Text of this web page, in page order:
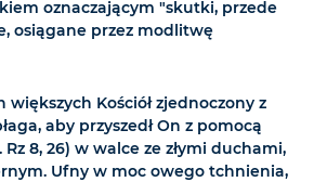
oznaczającym "skutki, przede
osiągane przez modlitwę
większych Kościół zjednoczony z
aby przyszedł On z pomocą
Rz 8, 26) w walce ze złymi duchami,
Ufny w moc owego tchnienia,